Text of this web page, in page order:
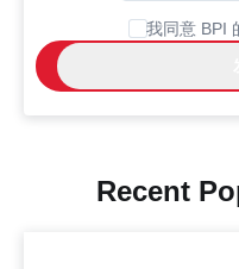
我同意 BPI
Recent